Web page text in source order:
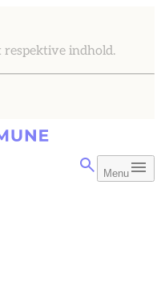
indhold.
Menu